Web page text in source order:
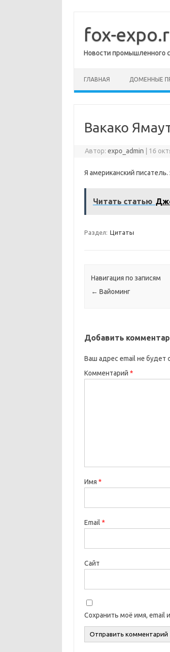
содержимому
fox-
Новости промышленного
ГЛАВНАЯ ДОМЕННЫЕ
Вакако
Автор:expo_admin 16
Я американский
Читать статью
Раздел: Цитаты
Навигация по записям
← Вайоминг
Добавить
Ваш адрес email не будет
Комментарий *
Имя *
Email *
Сайт
Сохранить моё имя, email